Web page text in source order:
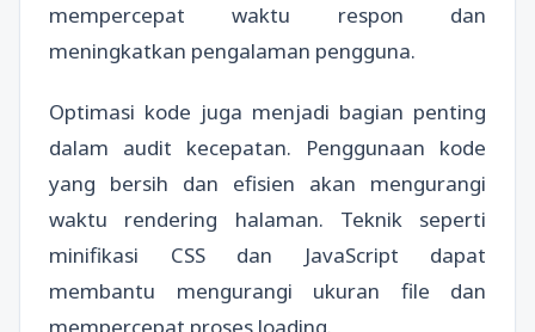
mempercepat waktu respon dan
meningkatkan pengalaman pengguna.
Optimasi kode juga menjadi bagian penting
dalam audit kecepatan. Penggunaan kode
yang bersih dan efisien akan mengurangi
waktu rendering halaman. Teknik seperti
minifikasi CSS dan JavaScript dapat
membantu mengurangi ukuran file dan